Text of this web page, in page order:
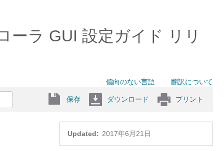
ーラ GUI 設定ガイド リリ
偏向のない言語 翻訳について
保存 ダウンロード プリント
Updated: 2017年6月21日